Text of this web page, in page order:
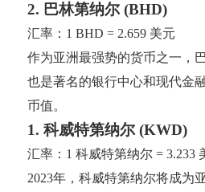
2. 巴林第纳尔 (BHD)
汇率：1 BHD = 2.659 美元
作为亚洲最强势的货币之一，
也是著名的银行中心和现代金
币值。
1. 科威特第纳尔 (KWD)
汇率：1 科威特第纳尔 = 3.233
2023年，科威特第纳尔将成为